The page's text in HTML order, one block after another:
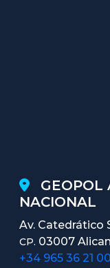
GEOPOL
NACIONAL
Av. Catedrático
CP. 03007
+34 965 36 21 00